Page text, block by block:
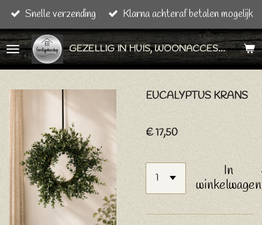
Ga
direct
naar
de
hoofdinhoud
GEZELLIG IN HUIS, WOONACCESSOIRES & CADEAU ARTIKELEN
Snelle verzending Klarna achteraf betalen mogelijk
EUCALYPTUS KRANS
€ 17,50
In
winkelwagen